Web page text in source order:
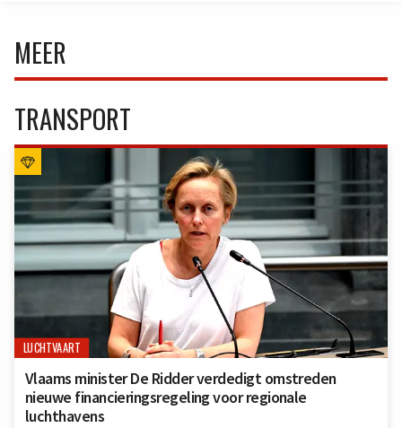
MEER
TRANSPORT
LUCHTVAART
Vlaams minister De Ridder verdedigt omstreden
nieuwe financieringsregeling voor regionale
luchthavens